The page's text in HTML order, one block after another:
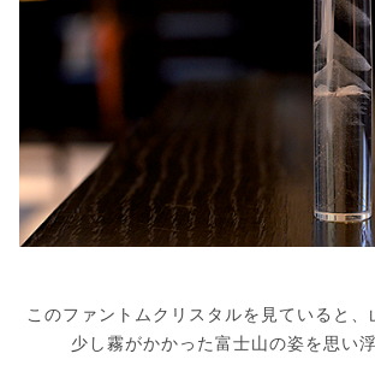
このファントムクリスタルを見ていると、
少し霧がかかった富士山の姿を思い